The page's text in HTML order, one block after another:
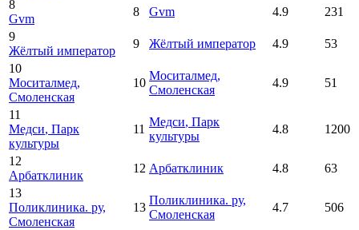
8
Gvm
8 Gvm 4.9
231
9
Жёлтый император
9 Жёлтый император 4.9
53
10
Моситалмед,
Смоленская
10
Моситалмед,
Смоленская
4.9 51
11
Медси, Парк
культуры
11
Медси, Парк
культуры
4.8 1200
12
Арбатклиник
12 Арбатклиник 4.8
63
13
Поликлиника. ру,
Смоленская
13
Поликлиника. ру,
Смоленская
4.7 506